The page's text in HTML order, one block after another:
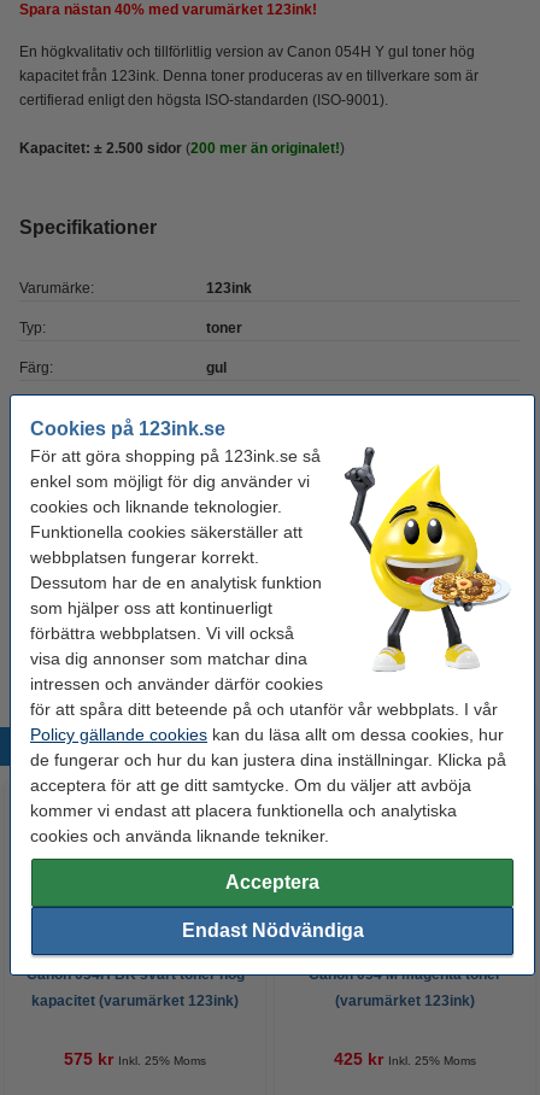
Cookies på 123ink.se
För att göra shopping på 123ink.se så
enkel som möjligt för dig använder vi
cookies och liknande teknologier.
Funktionella cookies säkerställer att
webbplatsen fungerar korrekt.
Dessutom har de en analytisk funktion
som hjälper oss att kontinuerligt
förbättra webbplatsen. Vi vill också
visa dig annonser som matchar dina
intressen och använder därför cookies
för att spåra ditt beteende på och utanför vår webbplats. I vår
Policy gällande cookies kan du läsa allt om dessa cookies, hur
de fungerar och hur du kan justera dina inställningar. Klicka på
acceptera för att ge ditt samtycke. Om du väljer att avböja
kommer vi endast att placera funktionella och analytiska
cookies och använda liknande tekniker.
Acceptera
Endast Nödvändiga
Spara nästan 40% med varumärket 123ink!
En högkvalitativ och tillförlitlig version av Canon 054H Y gul toner hög
kapacitet från 123ink. Denna toner produceras av en tillverkare som är
certifierad enligt den högsta ISO-standarden (ISO-9001).
Kapacitet: ± 2.500 sidor (200 mer än originalet!)
Specifikationer
Varumärke: 123ink
Typ: toner
Färg: gul
OEM: 3025C002
EAN: 8718237044958
Vårt artikelnr: 070073
Nummer: 3025C002
Tips
Vi råder er att beställa denna produkt istället för originalprodukten!
Populära produkter
Canon 054H BK svart toner hög
kapacitet (varumärket 123ink)
575 kr Inkl. 25% Moms
Canon 054 M magenta toner
(varumärket 123ink)
425 kr Inkl. 25% Moms